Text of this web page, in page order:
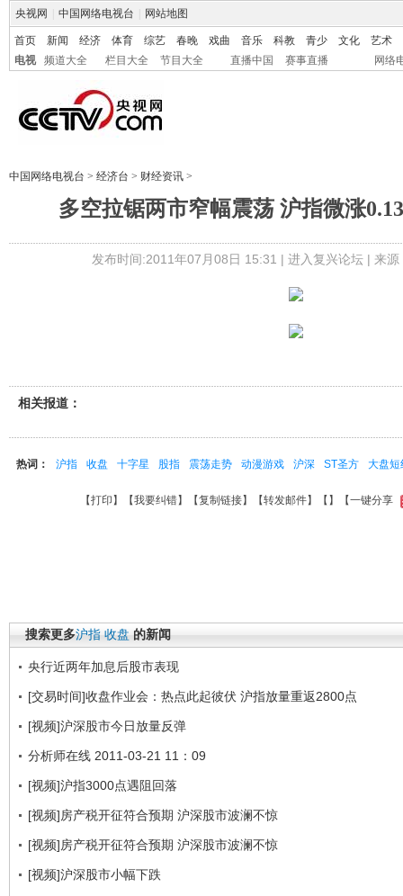
央视网 中国网络电视台 网站地图
首页 新闻 经济 体育 综艺 春晚 戏曲 音乐 科教 青少 文化
艺术
电视
频道大全 栏目大全 节目大全 直播中国 赛事直播 网络
中国网络电视台 > 经济台 > 财经资讯 >
多空拉锯两市窄幅震荡 沪指微涨
发布时间:2011年07月08日 15:31 | 进入复兴论坛| 来源
相关报道：
热词： 沪指 收盘 十字星 股指 震荡走势 动漫游戏 沪深 ST圣方 大盘短
【打印 】【我要纠错】【复制链接】【转发邮件】【 】 【一键分享
搜索更多沪指 收盘 的新闻
央行近两年加息后股市表现
[交易时间]收盘作业会：热点此起彼伏 沪指放量重返2800点
[视频]沪深股市今日放量反弹
分析师在线 2011-03-21 11：09
[视频]沪指3000点遇阻回落
[视频]房产税开征符合预期 沪深股市波澜不惊
[视频]房产税开征符合预期 沪深股市波澜不惊
[视频]沪深股市小幅下跌